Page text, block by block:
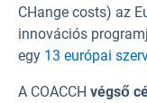
CHange costs) az
innovációs
egy 13 európai
A COACCH végső